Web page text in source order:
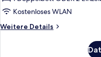
-
anzeigen
Kostenloses WLAN
Weitere Details
Weitere